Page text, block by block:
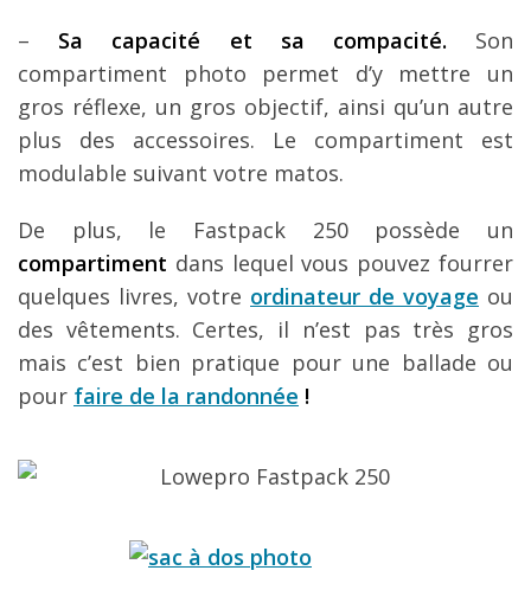
– Sa capacité et sa compacité. Son
compartiment photo permet d’y mettre un
gros réflexe, un gros objectif, ainsi qu’un autre
plus des accessoires. Le compartiment est
modulable suivant votre matos.
De plus, le Fastpack 250 possède un
compartiment dans lequel vous pouvez fourrer
quelques livres, votre ordinateur de voyage ou
des vêtements. Certes, il n’est pas très gros
mais c’est bien pratique pour une ballade ou
pour faire de la randonnée !